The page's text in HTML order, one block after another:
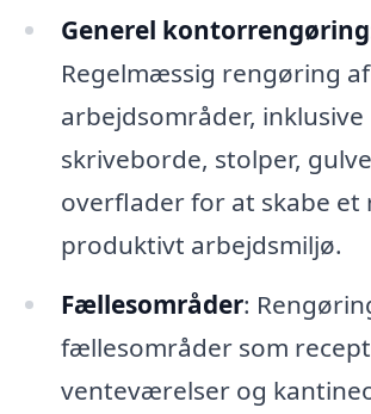
Generel kontorrengøring
Regelmæssig rengøring af
arbejdsområder, inklusive
skriveborde, stolper,
overflader for at skabe et
produktivt arbejdsmiljø.
Fællesområder:
fællesområder som
venteværelser og